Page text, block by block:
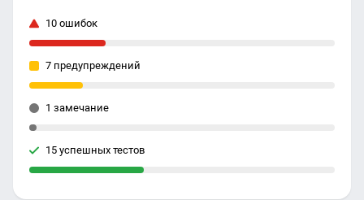
10 ошибок
7 предупреждений
1 замечание
15 успешных тестов